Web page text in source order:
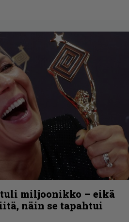
miljoonikko – eikä
näin se tapahtui